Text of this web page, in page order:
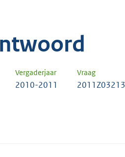
Vergaderjaar Vraag
2010-2011 2011Z03213